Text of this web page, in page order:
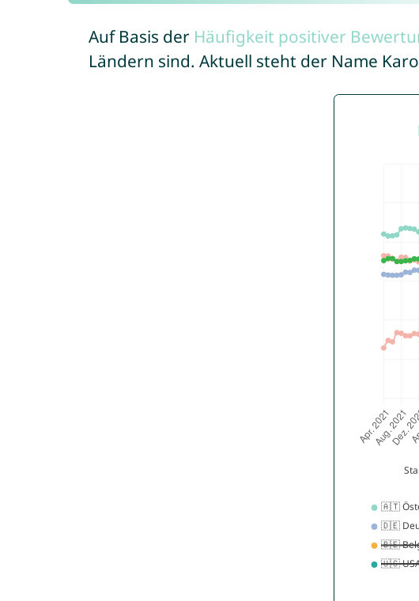
Auf Basis der Häufigkeit positiver
Ländern sind. Aktuell steht der Name